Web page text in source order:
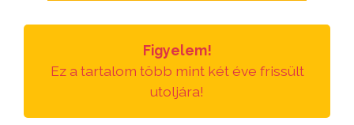
GYÖNGYÖS
ÉRTÉKTÁRA
Figyelem!
Ez a tartalom több mint két éve frissült
utoljára!